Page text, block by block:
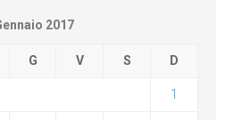
2017
G V S D
1